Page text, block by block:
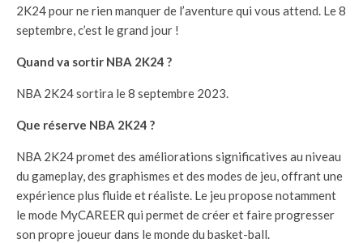
2K24 pour ne rien manquer de l’aventure qui vous attend. Le 8
septembre, c’est le grand jour !
Quand va sortir NBA 2K24 ?
NBA 2K24 sortira le 8 septembre 2023.
Que réserve NBA 2K24 ?
NBA 2K24 promet des améliorations significatives au niveau
du gameplay, des graphismes et des modes de jeu, offrant une
expérience plus fluide et réaliste. Le jeu propose notamment
le mode MyCAREER qui permet de créer et faire progresser
son propre joueur dans le monde du basket-ball.